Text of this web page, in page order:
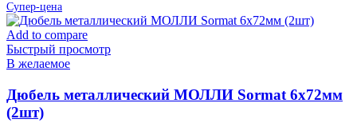
Супер-цена
Add to compare
Быстрый просмотр
В желаемое
Дюбель металлический МОЛЛИ Sormat 6х72мм
(2шт)